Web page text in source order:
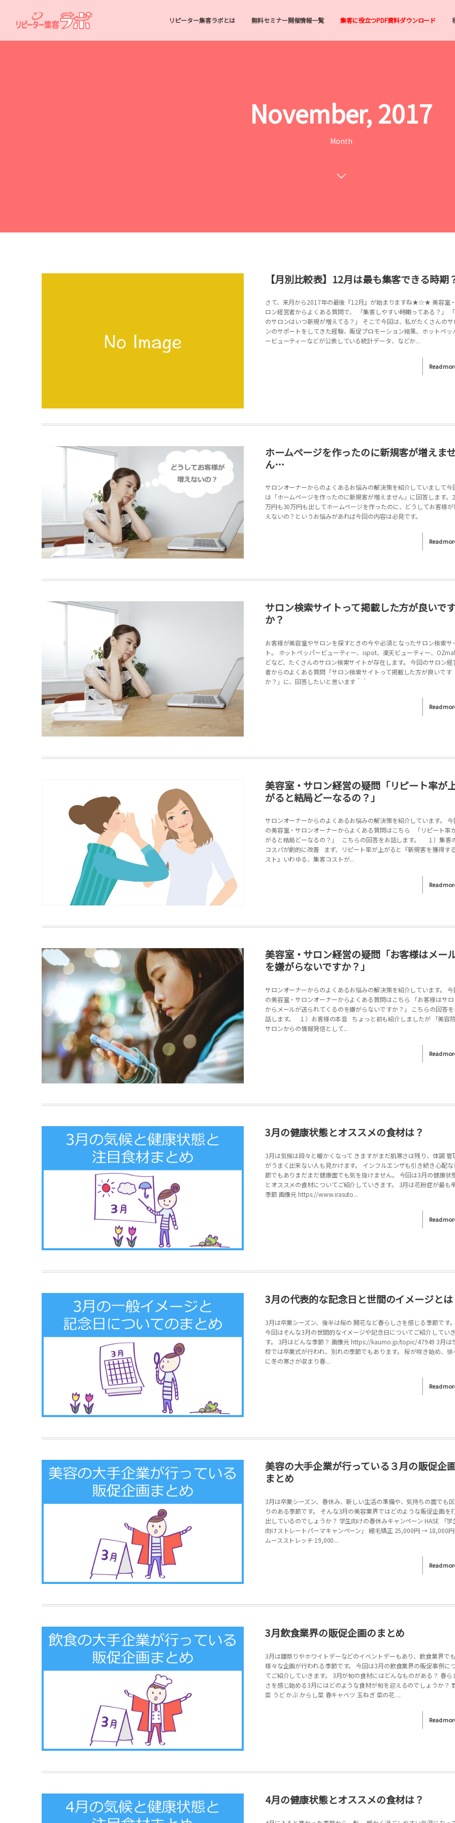
リピーター集客ラボとは 無料セミナー開催情報一覧 集客に役立つPDF資料ダウンロード
November, 2017
Month
【月別比較表】12月は最も集客できる時期
さて、来月から2017年の最後『12月』が始まりますね★☆★ 美容室
ロン経営者からよくある質問で、 「集客しやすい時期ってある？」
のサロンはいつ新規が増えてる？」 そこで今回は、私がたくさんのサ
ンのサポートをしてきた経験、販促プロモーション結果、ホットペッ
ービューティーなどが公表している統計データ、などか...
Read
ホームページを作ったのに新規客が増えま
ん…
サロンオーナーからのよくあるお悩みの解決策を紹介していまして今
は「ホームページを作ったのに新規客が増えません」に回答します。
万円も30万円も出してホームページを作ったのに、どうしてお客様が
えないの？というお悩みがあれば今回の内容は必見です。
Read
サロン検索サイトって掲載した方が良いで
か？
お客様が美容室やサロンを探すときの今や必須となったサロン検索サ
ト。 ホットペッパービューティー、ispot、楽天ビューティー、
どなど、たくさんのサロン検索サイトが存在します。 今回のサロン経
者からのよくある質問「サロン検索サイトって掲載した方が良いです
か？」に、回答したいと思います＾＾
Read
美容室・サロン経営の疑問「リピート率が
がると結局どーなるの？」
サロンオーナーからのよくあるお悩みの解決策を紹介しています。 今
の美容室・サロンオーナーからよくある質問はこちら 「リピート率
がると結局どーなるの？」 こちらの回答をお話します。 １）集客
コスパが劇的に改善 まず、リピート率が上がると『新規客を獲得す
スト』いわゆる、集客コストが...
Read
美容室・サロン経営の疑問「お客様はメー
を嫌がらないですか？」
サロンオーナーからのよくあるお悩みの解決策を紹介しています。 今
の美容室・サロンオーナーからよくある質問はこちら 「お客様はサロ
からメールが送られてくるのを嫌がらないですか？」 こちらの回答を
話します。 １）お客様の本音 ちょっと前も紹介しましたが 「美容
サロンからの情報発信として...
Read
3月の健康状態とオススメの食材は？
3月は気候は段々と暖かくなって きますがまだ肌寒さは残り、体調 管
がうまく出来ない人も見かけます。 インフルエンザも引き続き心配な
節でもありまだまだ健康面でも気を抜けません。 今回は3月の健康状
とオススメの食材についてご紹介していきます。 3月は花粉症が最も
季節 画像元 https://www.irasuto...
Read
3月の代表的な記念日と世間のイメージとは
3月は卒業シーズン、後半は桜の 開花など春らしさを感じる季節です。
今回はそんな3月の世間的なイメージや記念日についてご紹介してい
す。 3月はどんな季節？ 画像元 https://kaumo.jp/topic/47949 3月は
校では卒業式が行われ、別れの季節でもあります。 桜が咲き始め、徐
に冬の寒さが収まり春...
Read
美容の大手企業が行っている３月の販促企
まとめ
3月は卒業シーズン、春休み、新しい生活の準備や、気持ちの面でも
りのある季節です。 そんな3月の美容業界ではどのような販促企画を
出しているのでしょうか？ 学生向けの春休みキャンペーン HASE 「学
向けストレートパーマキャンペーン」 縮毛矯正 25,000円 → 18,000円
ムースストレッチ 19,000...
Read
3月飲食業界の販促企画のまとめ
3月は雛祭りやホワイトデーなどのイベントデーもあり、飲食業界でも
様々な企画が行われる季節です。 今回は3月の飲食業界の販促事例に
てご紹介していきます。 3月が旬の食材にはどんなものがある？ 春ら
さを感じ始める3月にはどのような食材が旬を迎えるのでしょうか？
菜 うど かぶ からし菜 春キャベツ 玉ねぎ 菜の花 ...
Read
4月の健康状態とオススメの食材は？